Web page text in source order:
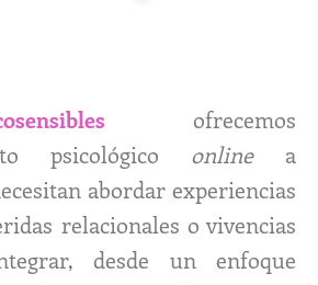
ofrecemos
psicológico onlinea
abordar experiencias
relacionales o vivencias
desde un enfoque